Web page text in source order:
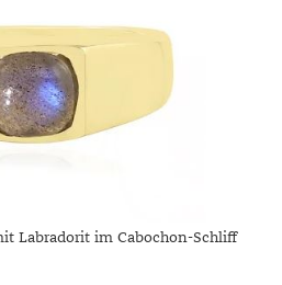
Labradorit im Cabochon-Schliff